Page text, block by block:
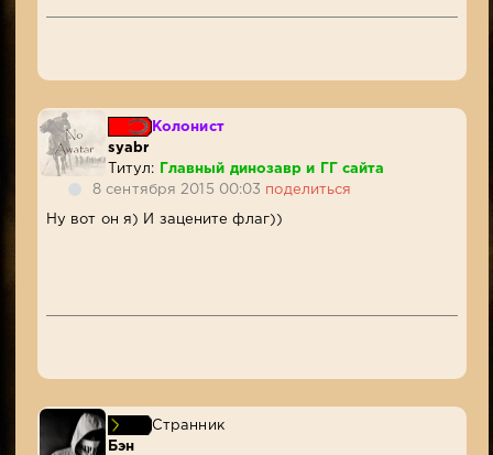
Колонист
syabr
Титул:
Главный динозавр и ГГ сайта
8 сентября 2015 00:03 поделиться
Ну вот он я) И зацените флаг))
Странник
Бэн